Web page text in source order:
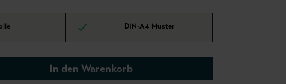
DIN-A4 Muster
In den Warenkorb